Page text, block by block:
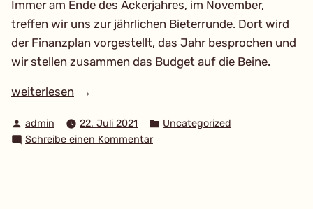
Immer am Ende des Ackerjahres, im November,
treffen wir uns zur jährlichen Bieterrunde. Dort wird
der Finanzplan vorgestellt, das Jahr besprochen und
wir stellen zusammen das Budget auf die Beine.
„Bieterrunde“
weiterlesen
Verfasst
von
admin 22. Juli 2021
Veröffentlicht
Uncategorized
Schreibe einen Kommentarzu